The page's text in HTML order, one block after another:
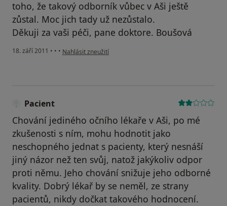
toho, že takový odborník vůbec v Aši ještě
zůstal. Moc jich tady už nezůstalo.
Děkuji za vaši péči, pane doktore. Boušová
18. září 2011 • • • podle názoru uživatele Pacient
Nahlásit zneužití
Pacient
Chování jediného očního lékaře v Aši, po mé
zkušenosti s ním, mohu hodnotit jako
neschopného jednat s pacienty, který nesnáší
jiný názor než ten svůj, natož jakýkoliv odpor
proti němu. Jeho chování snižuje jeho odborné
kvality. Dobrý lékař by se neměl, ze strany
pacientů, nikdy dočkat takového hodnocení.